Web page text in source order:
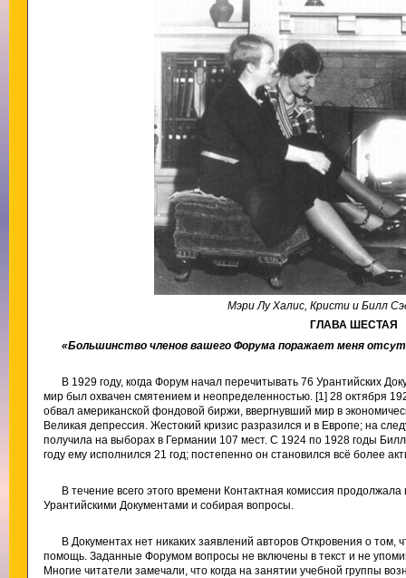
Мэри Лу Халис, Кристи и Билл
ГЛАВА ШЕСТАЯ
«Большинство членов вашего Форума поражает меня
В 1929 году, когда Форум начал перечитывать 76 Урантийских
мир был охвачен смятением и неопределенностью. [1] 28 октября
обвал американской фондовой биржи, ввергнувший мир в
Великая депрессия. Жестокий кризис разразился и в Европе; на
получила на выборах в Германии 107 мест. С 1924 по 1928 годы
году ему исполнился 21 год; постепенно он становился всё более
В течение всего этого времени Контактная комиссия
Урантийскими Документами и собирая вопросы.
В Документах нет никаких заявлений авторов Откровения о
помощь. Заданные Форумом вопросы не включены в текст и не
Многие читатели замечали, что когда на занятии учебной группы